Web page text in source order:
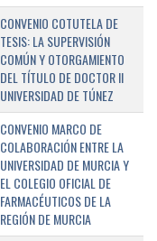
CONVENIO COTUTELA DE
TESIS: LA SUPERVISIÓN
COMÚN Y OTORGAMIENTO
DEL TÍTULO DE DOCTOR II
UNIVERSIDAD DE TÚNEZ
CONVENIO MARCO DE
COLABORACIÓN ENTRE LA
UNIVERSIDAD DE MURCIA Y
EL COLEGIO OFICIAL DE
FARMACÉUTICOS DE LA
REGIÓN DE MURCIA